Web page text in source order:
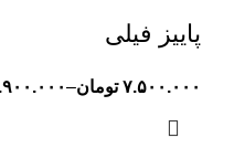
پاییز فیلی
۷.۵۰۰.۰۰۰ تومان–